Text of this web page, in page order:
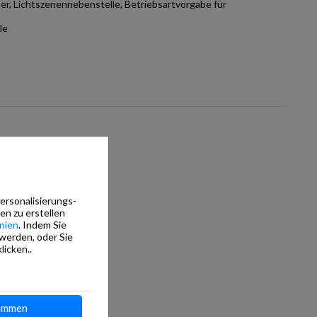
Lichtszenennebenstelle, Betriebsartvorgabe für
zu erstellen
. Indem Sie
oder Sie